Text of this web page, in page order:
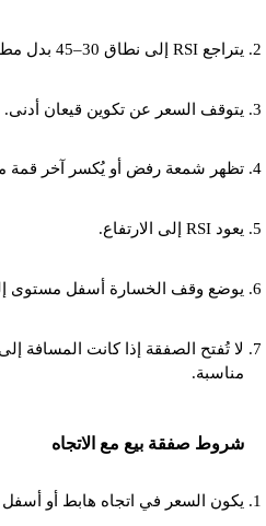
يتراجع RSI إلى نطاق 30–45 بدل مطاردة السعر عند قراءة مرتفعة.
يتوقف السعر عن تكوين قيعان أدنى.
تظهر شمعة رفض أو يُكسر آخر قمة
يعود RSI إلى الارتفاع.
يوضع وقف الخسارة أسفل مستوى
لا تُفتح الصفقة إذا كانت المسافة
مناسبة.
شروط صفقة بيع مع الاتجاه
يكون السعر في اتجاه هابط أو